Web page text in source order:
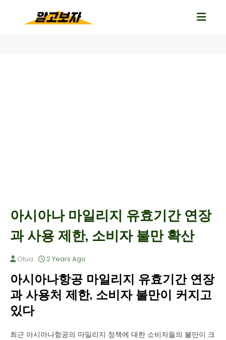
아시아나 마일리지 유효기간 연장
과 사용 제한, 소비자 불만 확산
Otua 2 Years Ago
아시아나항공 마일리지 유효기간 연장
과 사용처 제한, 소비자 불만이 커지고
있다
최근 아시아나항공의 마일리지 정책에 대한 소비자들의 불만이 크